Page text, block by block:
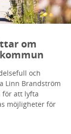
om
och
Linn Brandström
för att lyfta
möjligheter för